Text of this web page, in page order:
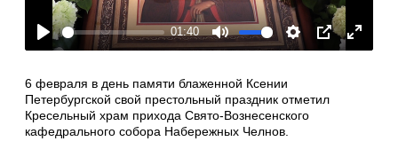
Play
01:40
Mute Settings
PIP
Enter
6 февраля в день памяти блаженной Ксении
Петербургской свой престольный праздник отметил
Кресельный храм прихода Свято-Вознесенского
кафедрального собора Набережных Челнов.